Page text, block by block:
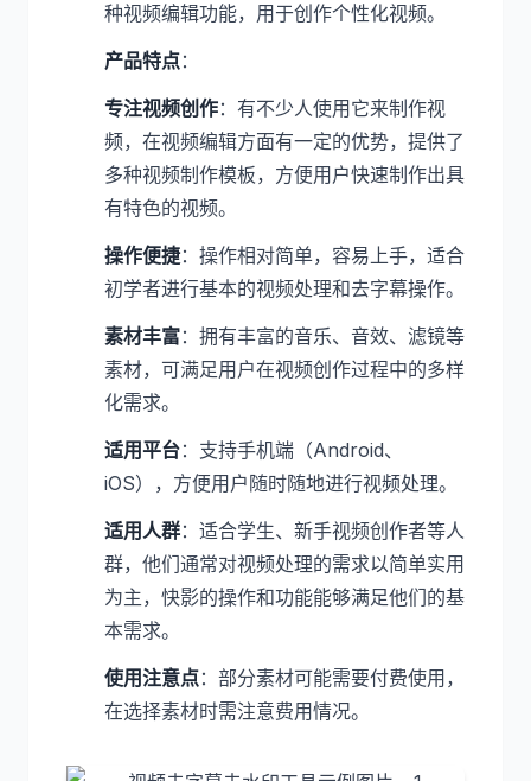
种视频编辑功能，用于创作个性化视频。
产品特点：
专注视频创作：有不少人使用它来制作视
频，在视频编辑方面有一定的优势，提供了
多种视频制作模板，方便用户快速制作出具
有特色的视频。
操作便捷：操作相对简单，容易上手，适合
初学者进行基本的视频处理和去字幕操作。
素材丰富：拥有丰富的音乐、音效、滤镜等
素材，可满足用户在视频创作过程中的多样
化需求。
适用平台：支持手机端（Android、
iOS），方便用户随时随地进行视频处理。
适用人群：适合学生、新手视频创作者等人
群，他们通常对视频处理的需求以简单实用
为主，快影的操作和功能能够满足他们的基
本需求。
使用注意点：部分素材可能需要付费使用，
在选择素材时需注意费用情况。